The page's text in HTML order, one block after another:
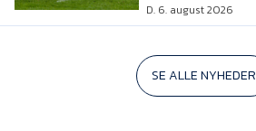
D. 6. august 2026
SE ALLE NYHEDER